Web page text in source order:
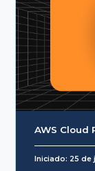
AWS Cloud
Iniciado: 25 de